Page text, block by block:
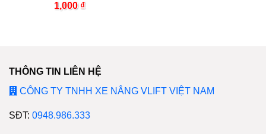
1,000 ₫
THÔNG TIN LIÊN HỆ
CÔNG TY TNHH XE NÂNG VLIFT VIỆT NAM
SĐT: 0948.986.333